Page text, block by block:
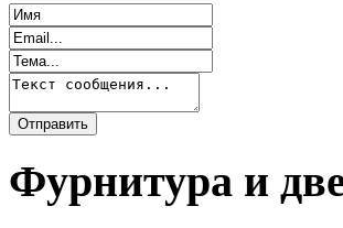
Фурнитура и